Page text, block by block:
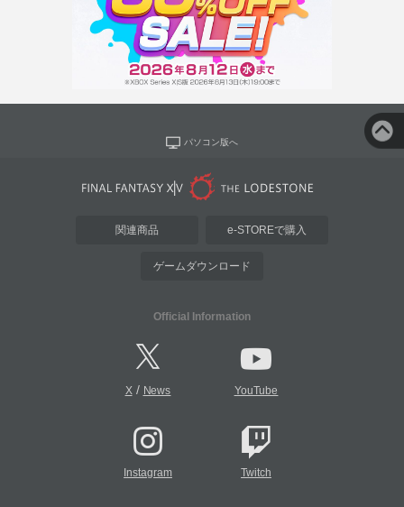
パソコン版へ
関連商品 e-STOREで購入
ゲームダウンロード
Official Information
X/ News YouTube
Instagram Twitch